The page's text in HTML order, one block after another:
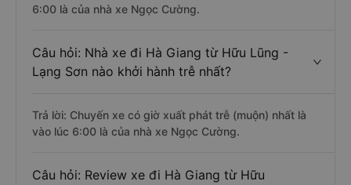
6:00 là của nhà xe Ngọc Cường.
Câu hỏi: Nhà xe đi Hà Giang từ Hữu Lũng -
Lạng Sơn nào khởi hành trễ nhất?
Trả lời: Chuyến xe có giờ xuất phát trễ (muộn) nhất là
vào lúc 6:00 là của nhà xe Ngọc Cường.
Câu hỏi: Review xe đi Hà Giang từ Hữu